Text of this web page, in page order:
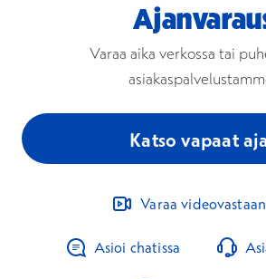
Varaa aika verkossa tai
Katso vapaat
Varaa
Asioi chatissa